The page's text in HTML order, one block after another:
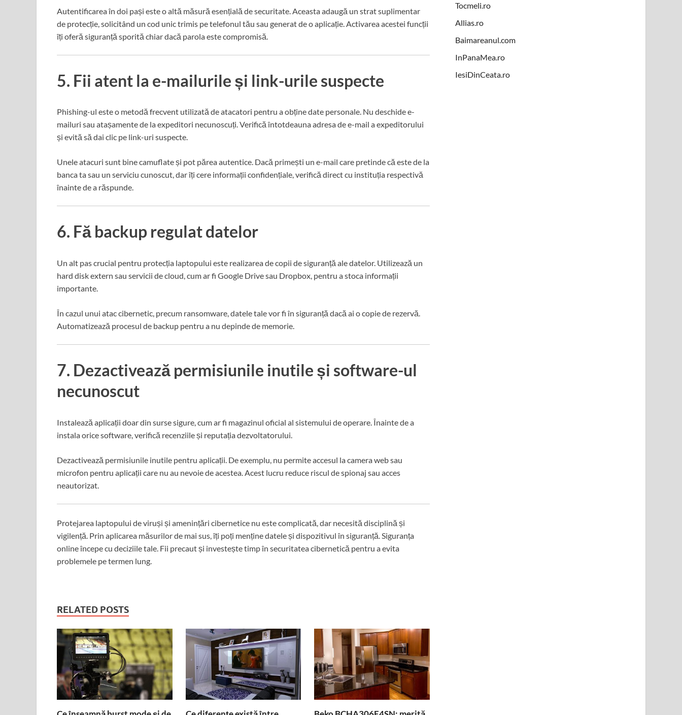
Autentificarea în doi pași este o altă măsură esențială de securitate. Aceasta adaugă un strat suplimentar
de protecție, solicitând un cod unic trimis pe telefonul tău sau generat de o aplicație. Activarea acestei funcții
îți oferă siguranță sporită chiar dacă parola este compromisă.
5. Fii atent la e-mailurile și link-urile suspecte
Phishing-ul este o metodă frecvent utilizată de atacatori pentru a obține date personale. Nu deschide e-
mailuri sau atașamente de la expeditori necunoscuți. Verifică întotdeauna adresa de e-mail a expeditorului
și evită să dai clic pe link-uri suspecte.
Unele atacuri sunt bine camuflate și pot părea autentice. Dacă primești un e-mail care pretinde că este de la
banca ta sau un serviciu cunoscut, dar îți cere informații confidențiale, verifică direct cu instituția respectivă
înainte de a răspunde.
6. Fă backup regulat datelor
Un alt pas crucial pentru protecția laptopului este realizarea de copii de siguranță ale datelor. Utilizează un
hard disk extern sau servicii de cloud, cum ar fi Google Drive sau Dropbox, pentru a stoca informații
importante.
În cazul unui atac cibernetic, precum ransomware, datele tale vor fi în siguranță dacă ai o copie de rezervă.
Automatizează procesul de backup pentru a nu depinde de memorie.
7. Dezactivează permisiunile inutile și software-ul
necunoscut
Instalează aplicații doar din surse sigure, cum ar fi magazinul oficial al sistemului de operare. Înainte de a
instala orice software, verifică recenziile și reputația dezvoltatorului.
Dezactivează permisiunile inutile pentru aplicații. De exemplu, nu permite accesul la camera web sau
microfon pentru aplicații care nu au nevoie de acestea. Acest lucru reduce riscul de spionaj sau acces
neautorizat.
Protejarea laptopului de viruși și amenințări cibernetice nu este complicată, dar necesită disciplină și
vigilență. Prin aplicarea măsurilor de mai sus, îți poți menține datele și dispozitivul în siguranță. Siguranța
online începe cu deciziile tale. Fii precaut și investește timp în securitatea cibernetică pentru a evita
problemele pe termen lung.
RELATED POSTS
Tocmeli.ro
Allias.ro
Baimareanul.com
InPanaMea.ro
IesiDinCeata.ro